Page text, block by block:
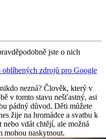
jste o nich
oblíbených zdrojů pro Google
nezná? Člověk, který v
v tomto stavu nešťastný, asi
pádný důvod. Děti můžete
žije na hromádce a svatbu k
vdát chtějí, ale možná
mohou naskytnout.